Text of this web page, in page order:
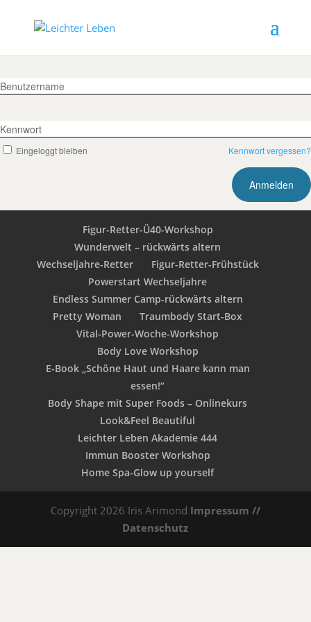
Benutzername
Kennwort
Eingeloggt bleiben Kennwort vergessen?
Figur-Retter-Ü40-Workshop
Wunderwelt – rückwärts altern
Wechseljahre-Retter
Figur-Retter-Frühstück
Powerstart Wechseljahre
Endless Summer Camp-rückwärts altern
Pretty Woman
Traumbody Start-Box
Vital-Power-Woche-Workshop
Body Love Workshop
E-Book „Schöne Haut und Haare kann man
essen!“
Body Shape mit Super Foods – Onlinekurs
Look&Feel Beautiful
Leichter Leben Akademie 444
Immun Booster Workshop
Home Spa-Glow up yourself
Copyright 2026 Iris Arimond Impressum //
Datenschutz